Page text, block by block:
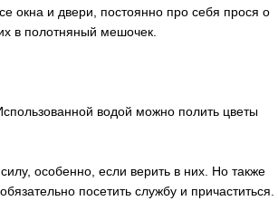
окна и двери, постоянно про себя прося о
в полотняный мешочек.
водой можно полить цветы
особенно, если верить в них. Но также
посетить службу и причаститься.